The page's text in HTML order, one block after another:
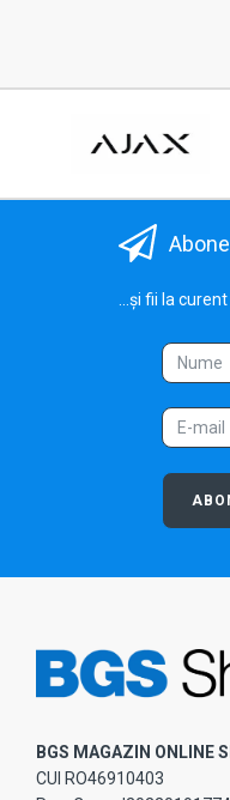
...și fii la
BGS MAGAZIN ONLINE
CUI RO46910403